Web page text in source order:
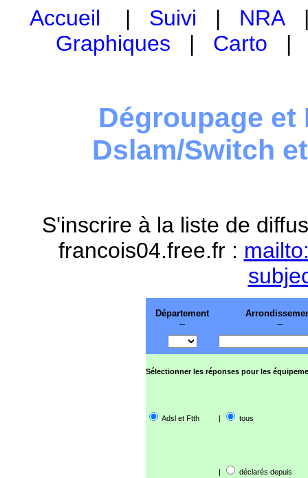
Accueil | Suivi | NRA
Graphiques | Carto
Dégroupage et
Dslam/Switch
S'inscrire à la liste de
francois04.free.fr :
Département
--
--
Sélectionner les réponses pour les
Adsl et Ftth | tous
| déclarés depuis